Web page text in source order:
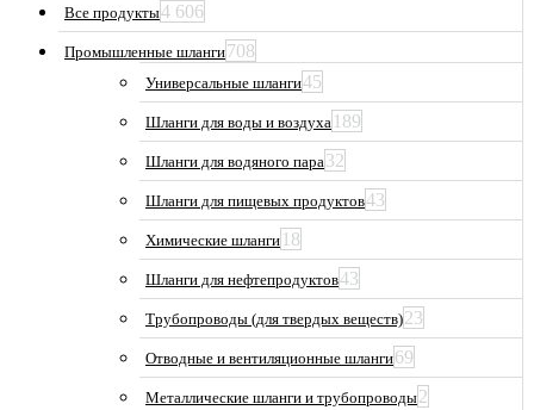
Все продукты4 606
Промышленные шланги708
Универсальные шланги45
Шланги для воды и воздуха 189
Шланги для водяного пара32
Шланги для пищевых продуктов43
Химические шланги 18
Шланги для нефтепродуктов43
Трубопроводы (для твердых веществ)23
Отводные и вентиляционные шланги69
Металлические шланги и трубопроводы2